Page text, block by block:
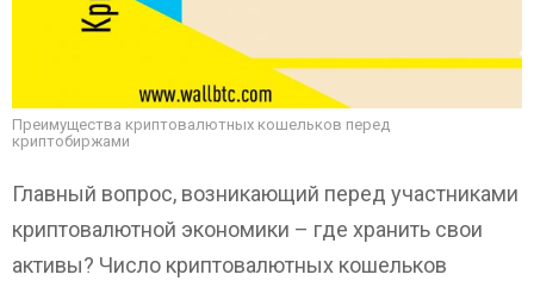
Преимущества криптовалютных кошельков перед
криптобиржами
Главный вопрос, возникающий перед участниками
криптовалютной экономики – где хранить свои
активы? Число криптовалютных кошельков